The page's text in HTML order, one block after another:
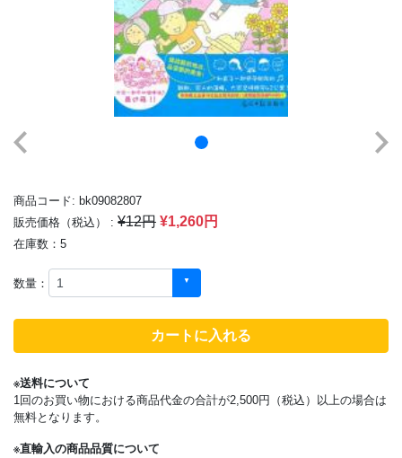
商品コード: bk09082807
販売価格（税込） : ¥12円 ¥1,260円
在庫数：5
数量：
カートに入れる
※送料について
1回のお買い物における商品代金の合計が2,500円（税込）以上の場合は
無料となります。
※直輸入の商品品質について